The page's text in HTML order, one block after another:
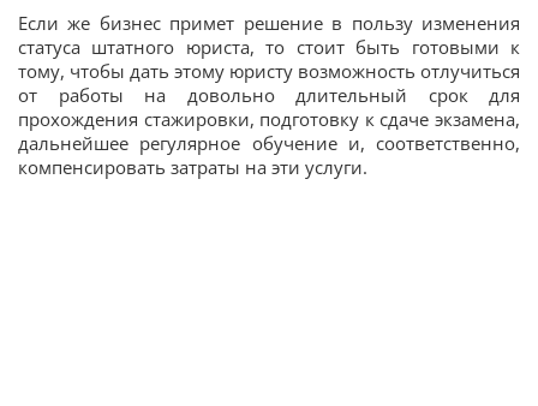
Если же бизнес примет решение в пользу изменения
статуса штатного юриста, то стоит быть готовыми к
тому, чтобы дать этому юристу возможность отлучиться
от работы на довольно длительный срок для
прохождения стажировки, подготовку к сдаче экзамена,
дальнейшее регулярное обучение и, соответственно,
компенсировать затраты на эти услуги.